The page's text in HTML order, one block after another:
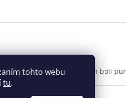
tohto webu
tu.
posielaju a na druhy den boli